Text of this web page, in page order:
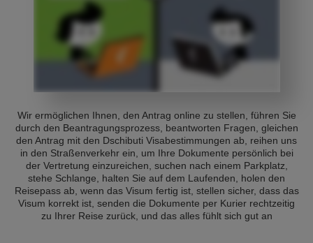
Wir ermöglichen Ihnen, den Antrag online zu stellen, führen Sie
durch den Beantragungsprozess, beantworten Fragen, gleichen
den Antrag mit den Dschibuti Visabestimmungen ab, reihen uns
in den Straßenverkehr ein, um Ihre Dokumente persönlich bei
der Vertretung einzureichen, suchen nach einem Parkplatz,
stehe Schlange, halten Sie auf dem Laufenden, holen den
Reisepass ab, wenn das Visum fertig ist, stellen sicher, dass das
Visum korrekt ist, senden die Dokumente per Kurier rechtzeitig
zu Ihrer Reise zurück, und das alles fühlt sich gut an